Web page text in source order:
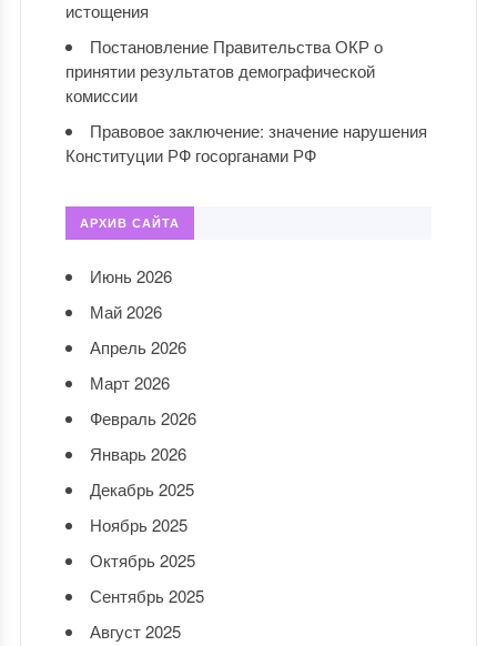
истощения
Постановление Правительства ОКР о
принятии результатов демографической
комиссии
Правовое заключение: значение нарушения
Конституции РФ госорганами РФ
АРХИВ САЙТА
Июнь 2026
Май 2026
Апрель 2026
Март 2026
Февраль 2026
Январь 2026
Декабрь 2025
Ноябрь 2025
Октябрь 2025
Сентябрь 2025
Август 2025